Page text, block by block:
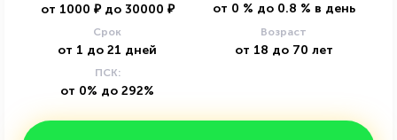
от 1000 ₽ до 30000 ₽ от 0 % до 0.8 % в день
Срок
от 1 до 21 дней
Возраст
от 18 до 70 лет
ПСК:
от 0% до 292%